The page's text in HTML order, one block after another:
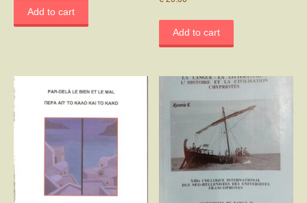
Add to cart
Add to cart